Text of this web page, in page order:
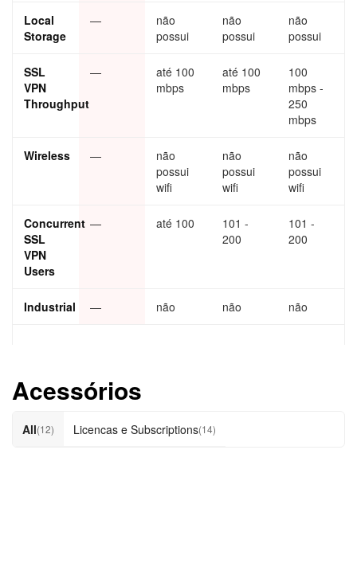
Local
Storage
—
não
possui
não
possui
não
possui
SSL
VPN
Throughput
—
até 100
mbps
até 100
mbps
100
mbps -
250
mbps
Wireless —
não
possui
wifi
não
possui
wifi
não
possui
wifi
Concurrent
SSL
VPN
Users
— até 100
101 -
200
101 -
200
Industrial — não não não
Acessórios
All(12) Licencas e Subscriptions(14)